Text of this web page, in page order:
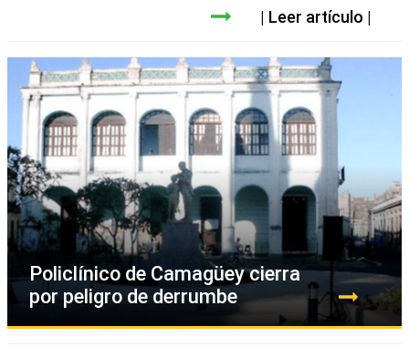
Leer artículo
Policlínico de Camagüey cierra
por peligro de derrumbe